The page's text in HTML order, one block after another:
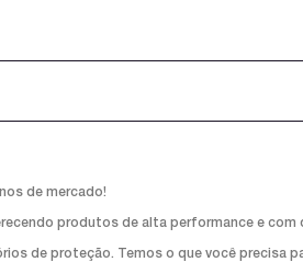
de mercado!
produtos de alta performance e
de proteção. Temos o que você